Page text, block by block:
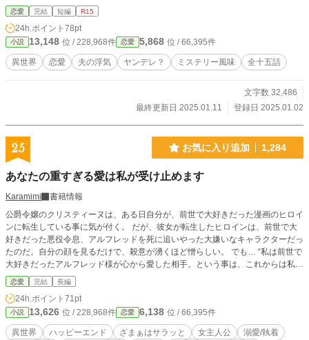
恋愛 完結 短編 R15
24h.ポイント 78pt
小説 13,148 位 / 228,968件 恋愛 5,868 位 / 66,395件
異世界 恋愛 夫の浮気 ヤンデレ？ ミステリー風味 全十五話
文字数 32,486
最終更新日 2025.01.11
登録日 2025.01.02
25 お気に入り追加 1,284
あなたの重すぎる愛は私が受け止めます
Karamimi
書籍情報
公爵令嬢のクリスティーヌは、ある日自分が、前世で大好きだった漫画のヒロイ
ンに転生している事に気が付く。 だが、彼女が転生したヒロインは、前世で大
好きだった悪役令息、アルフレッドを死に追いやった大嫌いなキャラクターだっ
たのだ。自分の顔を見るだけで、殺意が湧くほど憎らしい。 でも… “私は前世で
大好きだったアルフレッド様が心から愛した相手。という事は、これからは私が
愛するアルフレッド様を全力で愛し抜けばいいのでは？ そうよ、私がアルフレ
ッド様を幸せにすればいいのよ！ 私を悪役ヒロイン、クリスティーヌに転生さ
せてくれてありがとう！私、絶対にアルフレッド様を幸せにして見せるわ！“ そ
う心に誓ったクリスティーヌだったが、現実はそう甘くはなくて… 前世の記憶
を取り戻したクリスティーヌが、アルフレッドからの重い愛を全力で受け入れつ
恋愛 完結 長編
24h.ポイント 71pt
小説 13,626 位 / 228,968件 恋愛 6,138 位 / 66,395件
異世界 ハッピーエンド ざまぁはサラッと 女主人公
溺愛/執着